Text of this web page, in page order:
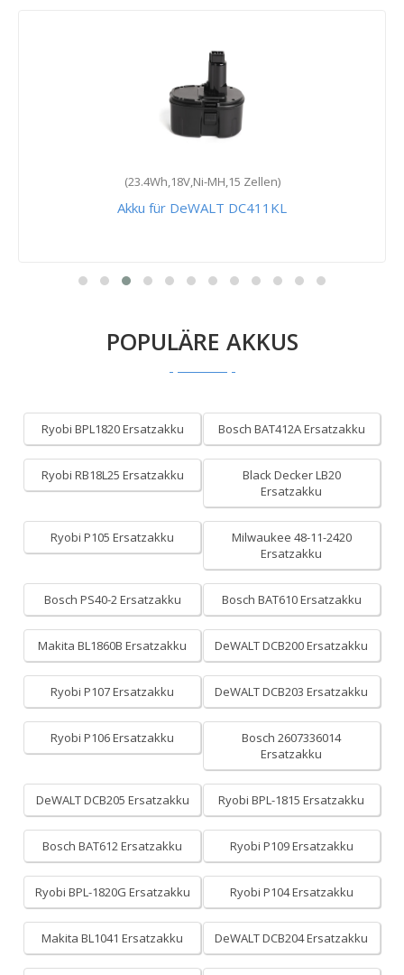
(23.4Wh,18V,Ni-MH,15 Zellen)
Akku für DeWALT DC411KL
POPULÄRE AKKUS
Ryobi BPL1820 Ersatzakku Bosch BAT412A Ersatzakku
Ryobi RB18L25 Ersatzakku
Black Decker LB20
Ersatzakku
Ryobi P105 Ersatzakku
Milwaukee 48-11-2420
Ersatzakku
Bosch PS40-2 Ersatzakku Bosch BAT610 Ersatzakku
Makita BL1860B Ersatzakku DeWALT DCB200 Ersatzakku
Ryobi P107 Ersatzakku DeWALT DCB203 Ersatzakku
Ryobi P106 Ersatzakku
Bosch 2607336014
Ersatzakku
DeWALT DCB205 Ersatzakku Ryobi BPL-1815 Ersatzakku
Bosch BAT612 Ersatzakku Ryobi P109 Ersatzakku
Ryobi BPL-1820G Ersatzakku Ryobi P104 Ersatzakku
Makita BL1041 Ersatzakku DeWALT DCB204 Ersatzakku